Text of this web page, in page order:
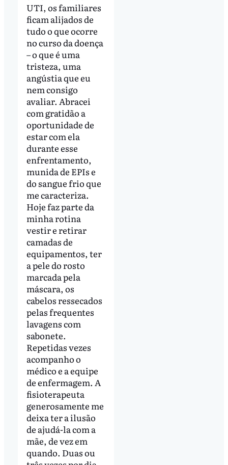
UTI, os familiares
ficam alijados de
tudo o que ocorre
no curso da doença
– o que é uma
tristeza, uma
angústia que eu
nem consigo
avaliar. Abracei
com gratidão a
oportunidade de
estar com ela
durante esse
enfrentamento,
munida de EPIs e
do sangue frio que
me caracteriza.
Hoje faz parte da
minha rotina
vestir e retirar
camadas de
equipamentos, ter
a pele do rosto
marcada pela
máscara, os
cabelos ressecados
pelas frequentes
lavagens com
sabonete.
Repetidas vezes
acompanho o
médico e a equipe
de enfermagem. A
fisioterapeuta
generosamente me
deixa ter a ilusão
de ajudá-la com a
mãe, de vez em
quando. Duas ou